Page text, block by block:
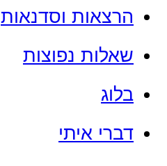
הרצאות וסדנאות
שאלות נפוצות
בלוג
דברי איתי